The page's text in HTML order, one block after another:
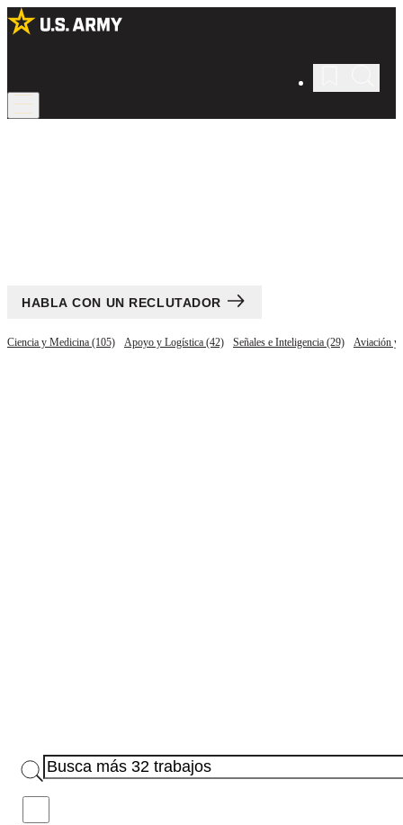
HABLA CON UN RECLUTADOR
Ciencia y Medicina (105) Apoyo y Logística (42) Señales e Inteligencia (29) Aviación y